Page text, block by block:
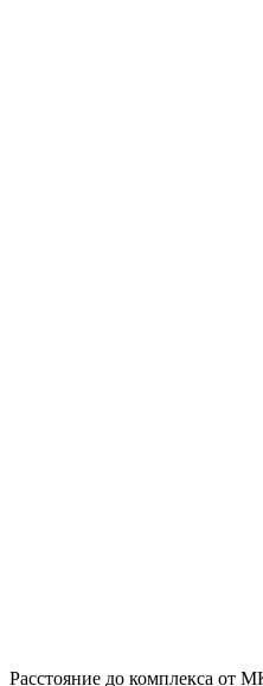
Расстояние до комплекса от